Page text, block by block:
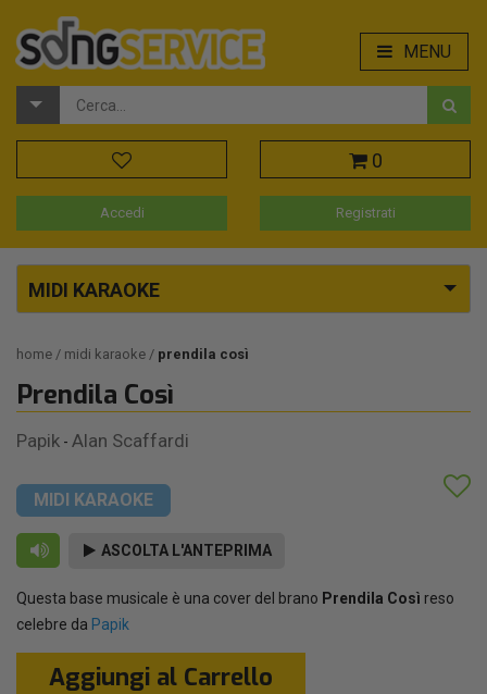
MENU
0
Accedi Registrati
MIDI KARAOKE
home midi karaoke prendila così
Prendila Così
Papik - Alan Scaffardi
MIDI KARAOKE
ASCOLTA L'ANTEPRIMA
Questa base musicale è una cover del brano Prendila Così reso
celebre da Papik
Aggiungi al Carrello